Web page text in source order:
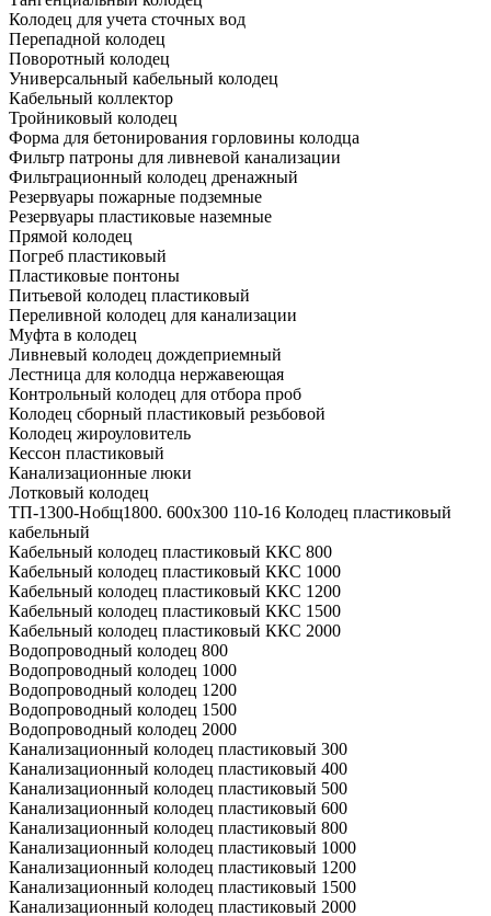
Колодец для учета сточных вод
Перепадной колодец
Поворотный колодец
Универсальный кабельный колодец
Кабельный коллектор
Тройниковый колодец
Форма для бетонирования горловины колодца
Фильтр патроны для ливневой канализации
Фильтрационный колодец дренажный
Резервуары пожарные подземные
Резервуары пластиковые наземные
Прямой колодец
Погреб пластиковый
Пластиковые понтоны
Питьевой колодец пластиковый
Переливной колодец для канализации
Муфта в колодец
Ливневый колодец дождеприемный
Лестница для колодца нержавеющая
Контрольный колодец для отбора проб
Колодец сборный пластиковый резьбовой
Колодец жироуловитель
Кессон пластиковый
Канализационные люки
Лотковый колодец
ТП-1300-Hобщ1800. 600х300 110-16 Колодец пластиковый
кабельный
Кабельный колодец пластиковый ККС 800
Кабельный колодец пластиковый ККС 1000
Кабельный колодец пластиковый ККС 1200
Кабельный колодец пластиковый ККС 1500
Кабельный колодец пластиковый ККС 2000
Водопроводный колодец 800
Водопроводный колодец 1000
Водопроводный колодец 1200
Водопроводный колодец 1500
Водопроводный колодец 2000
Канализационный колодец пластиковый 300
Канализационный колодец пластиковый 400
Канализационный колодец пластиковый 500
Канализационный колодец пластиковый 600
Канализационный колодец пластиковый 800
Канализационный колодец пластиковый 1000
Канализационный колодец пластиковый 1200
Канализационный колодец пластиковый 1500
Канализационный колодец пластиковый 2000